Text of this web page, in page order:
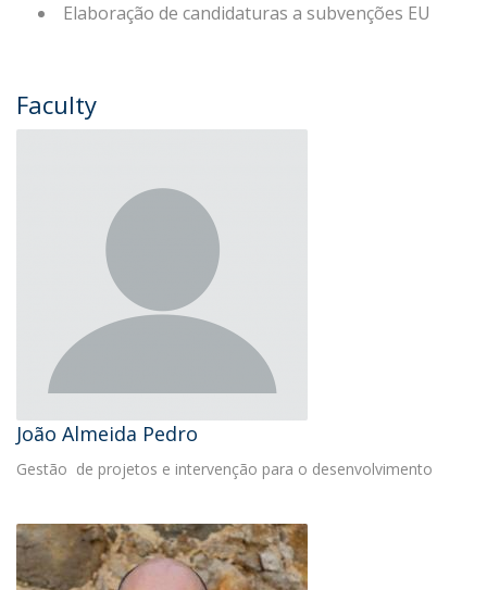
Elaboração de candidaturas a subvenções EU
Faculty
João Almeida Pedro
Gestão de projetos e intervenção para o desenvolvimento